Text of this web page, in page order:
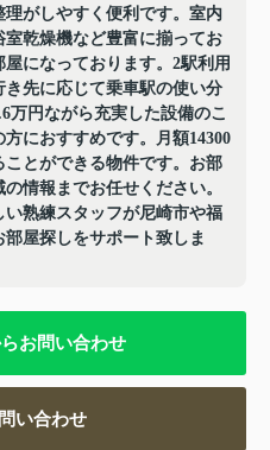
がしやすく便利です。室内
乾燥機など豊富に揃ってお
屋になっております。2駅利用
先に応じて乗車駅の使い分
万円ながら充実した設備のこ
におすすめです。月額14300
ことができる物件です。お部
情報までお任せください。
い熟練スタッフが尼崎市や福
屋探しをサポート致しま
お問い合わせ
い合わせ